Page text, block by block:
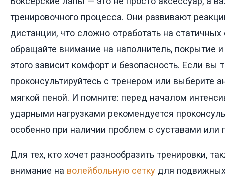
тренировочного процесса. Они развивают
дистанции, что сложно отработать на
обращайте внимание на наполнитель, покрытие
этого зависит комфорт и безопасность. Если вы
проконсультируйтесь с тренером или выберите
мягкой пеной. И помните: перед началом
ударными нагрузками рекомендуется
особенно при наличии проблем с суставами или
Для тех, кто хочет разнообразить тренировки,
внимание на волейбольную сетку для